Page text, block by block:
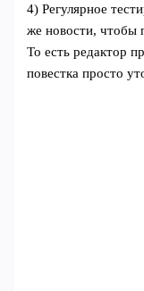
4) Регулярное
же новости, чтобы
То есть редактор
повестка просто